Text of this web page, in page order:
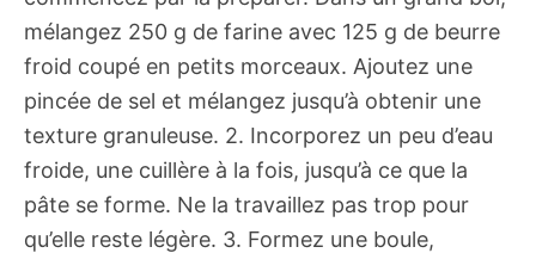
mélangez 250 g de farine avec 125 g de beurre
froid coupé en petits morceaux. Ajoutez une
pincée de sel et mélangez jusqu’à obtenir une
texture granuleuse. 2. Incorporez un peu d’eau
froide, une cuillère à la fois, jusqu’à ce que la
pâte se forme. Ne la travaillez pas trop pour
qu’elle reste légère. 3. Formez une boule,